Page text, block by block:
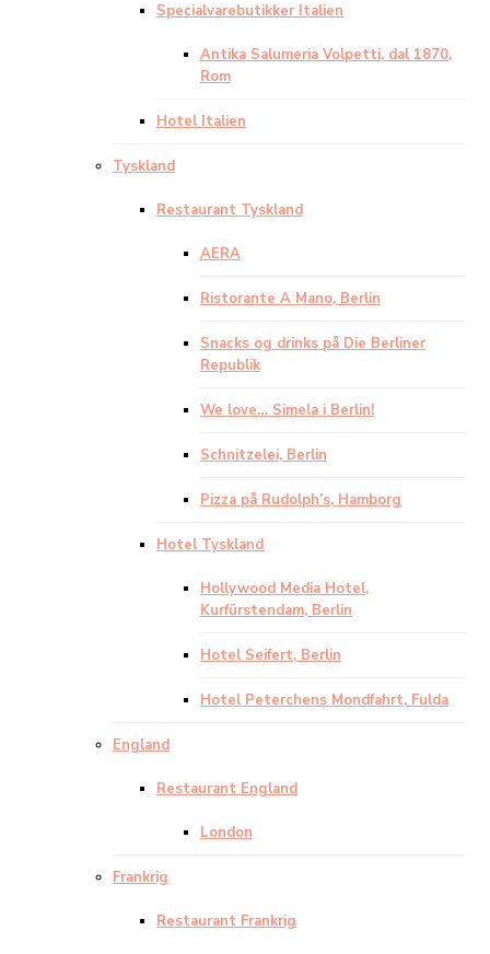
Specialvarebutikker Italien
Antika Salumeria Volpetti, dal 1870,
Rom
Hotel Italien
Tyskland
Restaurant Tyskland
AERA
Ristorante A Mano, Berlin
Snacks og drinks på Die Berliner
Republik
We love… Simela i Berlin!
Schnitzelei, Berlin
Pizza på Rudolph’s, Hamborg
Hotel Tyskland
Hollywood Media Hotel,
Kurfürstendam, Berlin
Hotel Seifert, Berlin
Hotel Peterchens Mondfahrt, Fulda
England
Restaurant England
London
Frankrig
Restaurant Frankrig